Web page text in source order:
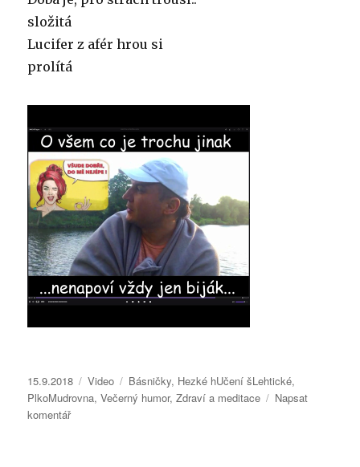
složitá
Lucifer z afér hrou si
prolítá
Publikováno:
15.9.2018 Formát:
Video Rubriky:
Básničky, Hezké hUčení šLehtické,
PlkoMudrovna,Večerný humor,Zdraví a meditace
Napsat
komentářpro